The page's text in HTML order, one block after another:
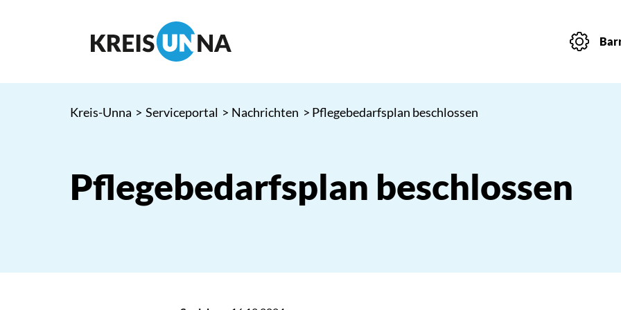
Kreis-Unna > Serviceportal > Nachrichten > Pflegebedarfsplan beschlossen
Pflegebedarfsplan beschlossen